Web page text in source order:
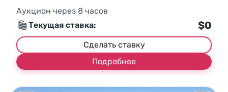
Аукцион через 8 часов
Текущая ставка:
$0
Сделать ставку
Подробнее